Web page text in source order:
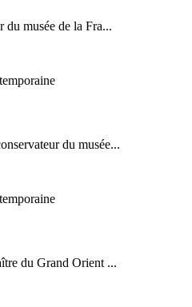
musée de la Fra...
du musée...
du Grand Orient ...